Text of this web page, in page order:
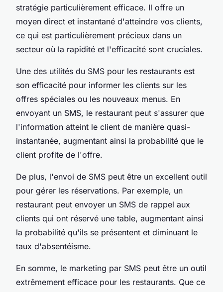
stratégie particulièrement efficace. Il offre un
moyen direct et instantané d'atteindre vos clients,
ce qui est particulièrement précieux dans un
secteur où la rapidité et l'efficacité sont cruciales.
Une des utilités du SMS pour les restaurants est
son efficacité pour informer les clients sur les
offres spéciales ou les nouveaux menus. En
envoyant un SMS, le restaurant peut s'assurer que
l'information atteint le client de manière quasi-
instantanée, augmentant ainsi la probabilité que le
client profite de l'offre.
De plus, l'envoi de SMS peut être un excellent outil
pour gérer les réservations. Par exemple, un
restaurant peut envoyer un SMS de rappel aux
clients qui ont réservé une table, augmentant ainsi
la probabilité qu'ils se présentent et diminuant le
taux d'absentéisme.
En somme, le marketing par SMS peut être un outil
extrêmement efficace pour les restaurants. Que ce